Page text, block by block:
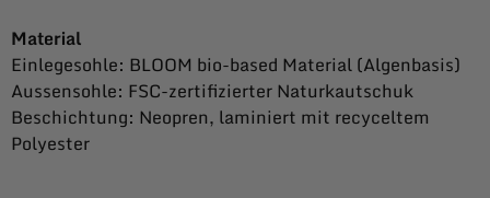
Material
Einlegesohle: BLOOM bio-based Material (Algenbasis)
Aussensohle: FSC-zertifizierter Naturkautschuk
Beschichtung: Neopren, laminiert mit recyceltem
Polyester